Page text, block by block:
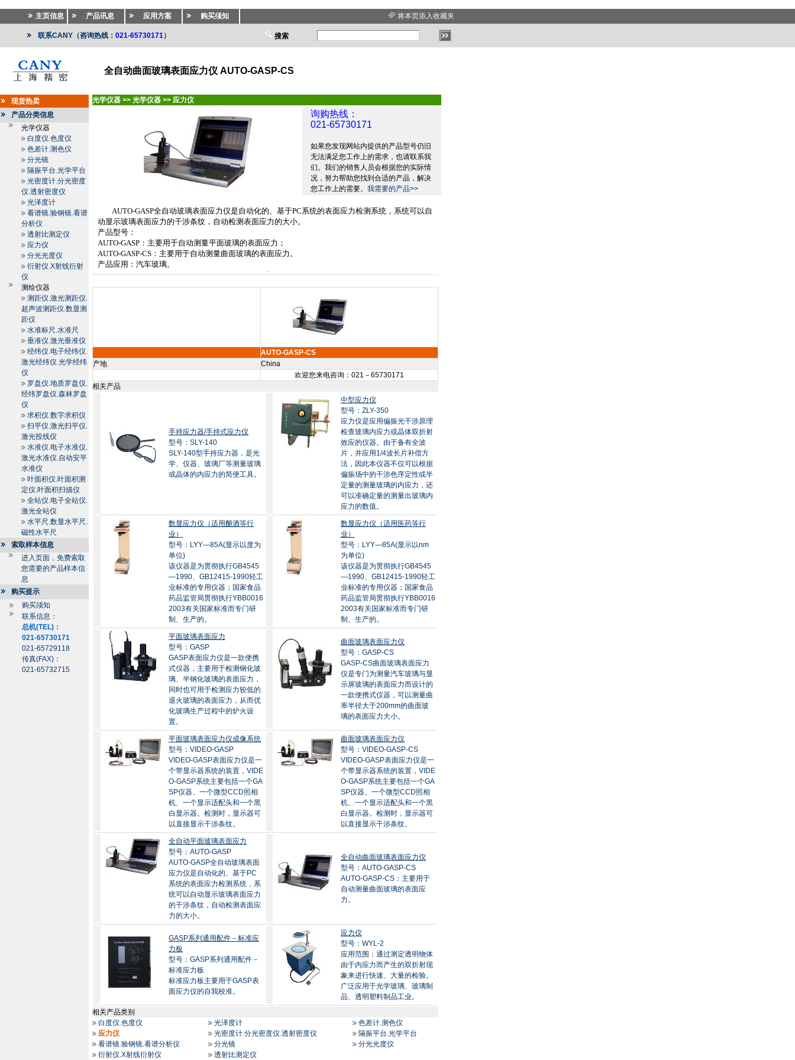
主页信息 产品讯息 应用方案 购买须知 将本页添入收藏夹
联系CANY（咨询热线： 021-65730171） 搜索
全自动曲面玻璃表面应力仪 AUTO-GASP-CS
现货热卖
产品分类信息
光学仪器
白度仪.色度仪
色差计.测色仪
分光镜
隔振平台.光学平台
光密度计.分光密度
仪.透射密度仪
光泽度计
看谱镜.验钢镜.看谱
分析仪
透射比测定仪
应力仪
分光光度仪
衍射仪.X射线衍射
仪
测绘仪器
测距仪.激光测距仪.
超声波测距仪.数显测
距仪
水准标尺.水准尺
垂准仪.激光垂准仪
经纬仪.电子经纬仪.
激光经纬仪.光学经纬
仪
罗盘仪.地质罗盘仪.
经纬罗盘仪.森林罗盘
仪
求积仪.数字求积仪
扫平仪.激光扫平仪.
激光投线仪
水准仪.电子水准仪.
激光水准仪.自动安平
水准仪
叶面积仪.叶面积测
定仪.叶面积扫描仪
全站仪.电子全站仪.
激光全站仪
水平尺.数显水平尺.
磁性水平尺
索取样本信息
进入页面，免费索取
您需要的产品样本信
息
购买提示
购买须知
联系信息：
总机(TEL)：
021-65730171
021-65729118
传真(FAX)：
021-65732715
光学仪器 >> 光学仪器 >> 应力仪
询购热线：
021-65730171
如果您发现网站内提供的产品型号仍旧
无法满足您工作上的需求，也请联系我
们。我们的销售人员会根据您的实际情
况，努力帮助您找到合适的产品，解决
您工作上的需要。 我需要的产品>>
AUTO-GASP全自动玻璃表面应力仪是自动化的、基于PC系统的表面应力检测系统，系统可以自
动显示玻璃表面应力的干涉条纹，自动检测表面应力的大小。
产品型号：
AUTO-GASP ：主要用于自动测量平面玻璃的表面应力；
AUTO-GASP-CS ：主要用于自动测量曲面玻璃的表面应力。
产品应用：汽车玻璃。
AUTO-GASP-CS
产地
China
欢迎您来电咨询：021－65730171
相关产品
手持应力器/手持式应力仪
型号：SLY-140
SLY-140型手持应力器，是光
学、仪器、玻璃厂等测量玻璃
或晶体的内应力的简便工具。
中型应力仪
型号：ZLY-350
应力仪是应用偏振光干涉原理
检查玻璃内应力或晶体双折射
效应的仪器。由于备有全波
片，并应用1/4波长片补偿方
法，因此本仪器不仅可以根据
偏振场中的干涉色序定性或半
定量的测量玻璃的内应力，还
可以准确定量的测量出玻璃内
应力的数值。
数显应力仪（适用酿酒等行
业）
型号：LYY—85A(显示以度为
单位)
该仪器是为贯彻执行GB4545
—1990、GB12415-1990轻工
业标准的专用仪器；国家食品
药品监管局贯彻执行YBB0016
2003有关国家标准而专门研
制、生产的。
数显应力仪（适用医药等行
业）
型号：LYY—85A(显示以nm
为单位)
该仪器是为贯彻执行GB4545
—1990、GB12415-1990轻工
业标准的专用仪器；国家食品
药品监管局贯彻执行YBB0016
2003有关国家标准而专门研
制、生产的。
平面玻璃表面应力
型号：GASP
GASP表面应力仪是一款便携
式仪器，主要用于检测钢化玻
璃、半钢化玻璃的表面应力，
同时也可用于检测应力较低的
退火玻璃的表面应力，从而优
化玻璃生产过程中的炉火设
置。
曲面玻璃表面应力仪
型号：GASP-CS
GASP-CS曲面玻璃表面应力
仪是专门为测量汽车玻璃与显
示屏玻璃的表面应力而设计的
一款便携式仪器，可以测量曲
率半径大于200mm的曲面玻
璃的表面应力大小。
平面玻璃表面应力仪成像系统
型号：VIDEO-GASP
VIDEO-GASP表面应力仪是一
个带显示器系统的装置，VIDE
O-GASP系统主要包括一个GA
SP仪器、一个微型CCD照相
机、一个显示适配头和一个黑
白显示器。检测时，显示器可
以直接显示干涉条纹。
曲面玻璃表面应力仪
型号：VIDEO-GASP-CS
VIDEO-GASP表面应力仪是一
个带显示器系统的装置，VIDE
O-GASP系统主要包括一个GA
SP仪器、一个微型CCD照相
机、一个显示适配头和一个黑
白显示器。检测时，显示器可
以直接显示干涉条纹。
全自动平面玻璃表面应力
型号：AUTO-GASP
AUTO-GASP全自动玻璃表面
应力仪是自动化的、基于PC
系统的表面应力检测系统，系
统可以自动显示玻璃表面应力
的干涉条纹，自动检测表面应
力的大小。
全自动曲面玻璃表面应力仪
型号：AUTO-GASP-CS
AUTO-GASP-CS：主要用于
自动测量曲面玻璃的表面应
力。
GASP系列通用配件－标准应
力板
型号：GASP系列通用配件－
标准应力板
标准应力板主要用于GASP表
面应力仪的自我校准。
应力仪
型号：WYL-2
应用范围：通过测定透明物体
由于内应力而产生的双折射现
象来进行快速、大量的检验。
广泛应用于光学玻璃、玻璃制
品、透明塑料制品工业。
相关产品类别
白度仪.色度仪
光泽度计
色差计.测色仪
应力仪
光密度计.分光密度仪.透射密度仪
隔振平台.光学平台
看谱镜.验钢镜.看谱分析仪
分光镜
分光光度仪
衍射仪.X射线衍射仪
透射比测定仪